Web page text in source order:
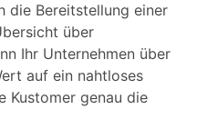
die Bereitstellung einer
über
Ihr Unternehmen über
auf ein nahtloses
Kustomer genau die